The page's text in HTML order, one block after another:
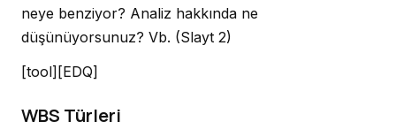
neye benziyor? Analiz hakkında ne
düşünüyorsunuz? Vb. (Slayt 2)
[tool][EDQ]
WBS Türleri